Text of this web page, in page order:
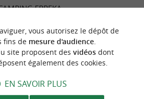
ERREKA
678 avis
DES NOTES
Emplacement
vous autorisez le dépôt de
fins de mesure d'audience.
site proposent des vidéosdont
également des cookies.
EN SAVOIR PLUS